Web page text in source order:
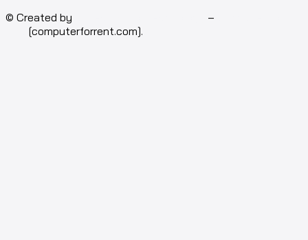
© Created by
–
[computerforrent.com].